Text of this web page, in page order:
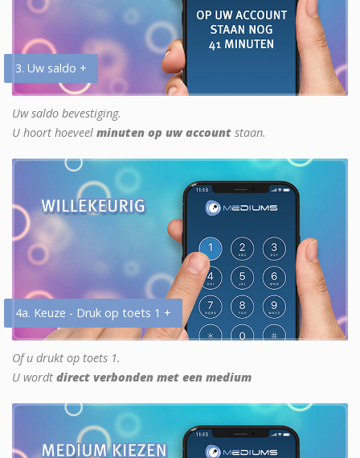
3. Uw saldo +
Uw saldo bevestiging.
U hoort hoeveel minuten op uw account staan.
4a. Keuze - Druk op toets 1 +
Of u drukt op toets 1.
U wordt direct verbonden met een medium